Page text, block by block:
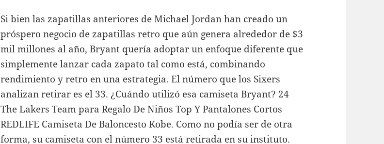
Si bien las zapatillas anteriores de Michael Jordan han creado un
próspero negocio de zapatillas retro que aún genera alrededor de $3
mil millones al año, Bryant quería adoptar un enfoque diferente que
simplemente lanzar cada zapato tal como está, combinando
rendimiento y retro en una estrategia. El número que los Sixers
analizan retirar es el 33. ¿Cuándo utilizó esa camiseta Bryant? 24
The Lakers Team para Regalo De Niños Top Y Pantalones Cortos
REDLIFE Camiseta De Baloncesto Kobe. Como no podía ser de otra
forma, su camiseta con el número 33 está retirada en su instituto.